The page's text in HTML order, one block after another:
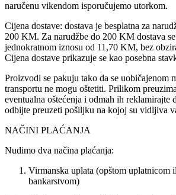
naručenu vikendom isporučujemo utorkom.
Cijena dostave: dostava je besplatna za
200 KM. Za narudžbe do 200 KM dostava
jednokratnom iznosu od 11,70 KM, bez
Cijena dostave prikazuje se kao posebna
Proizvodi se pakuju tako da se uobičajenom
transportu ne mogu oštetiti. Prilikom
eventualna oštećenja i odmah ih reklamirajte
odbijte preuzeti pošiljku na kojoj su vidljiva
NAČINI PLAĆANJA
Nudimo dva načina plaćanja:
Virmanska uplata (opštom uplatnicom
bankarstvom)